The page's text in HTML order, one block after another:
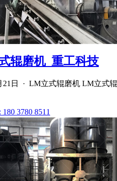
辊磨机_重工科技
21日 · LM立式辊磨机 LM立式
3780 8511